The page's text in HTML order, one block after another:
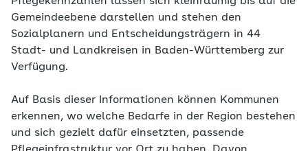
Gemeindeebene darstellen und stehen den
Sozialplanern und Entscheidungsträgern in 44
Stadt- und Landkreisen in Baden-Württemberg zur
Verfügung.
Auf Basis dieser Informationen können Kommunen
erkennen, wo welche Bedarfe in der Region bestehen
und sich gezielt dafür einsetzten, passende